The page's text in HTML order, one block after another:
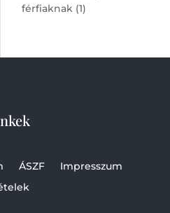
férfiaknak 11
ÁSZF
Impresszum